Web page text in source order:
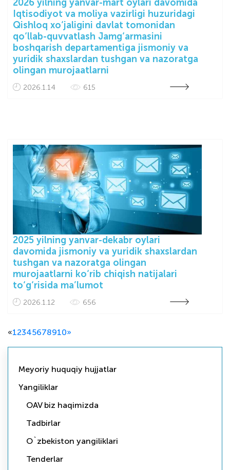
2026 yilning yanvar-mart oylari davomida
Iqtisodiyot va moliya vazirligi huzuridagi
Qishloq xo‘jaligini davlat tomonidan
qo‘llab-quvvatlash Jamg‘armasini
boshqarish departamentiga jismoniy va
yuridik shaxslardan tushgan va nazoratga
olingan murojaatlarni
2026.1.14 615
2025 yilning yanvar-dekabr oylari
davomida jismoniy va yuridik shaxslardan
tushgan va nazoratga olingan
murojaatlarni ko‘rib chiqish natijalari
to‘g‘risida ma’lumot
2026.1.12 656
«12345678910»
Meyoriy huquqiy hujjatlar
Yangiliklar
OAV biz haqimizda
Tadbirlar
O`zbekiston yangiliklari
Tenderlar